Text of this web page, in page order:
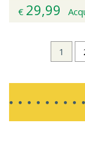
€ 29,99
1